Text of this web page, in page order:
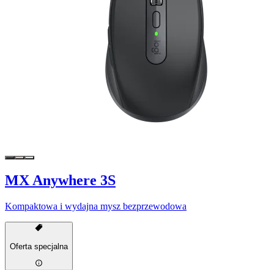
MX Anywhere 3S
Kompaktowa i wydajna mysz bezprzewodowa
Oferta specjalna